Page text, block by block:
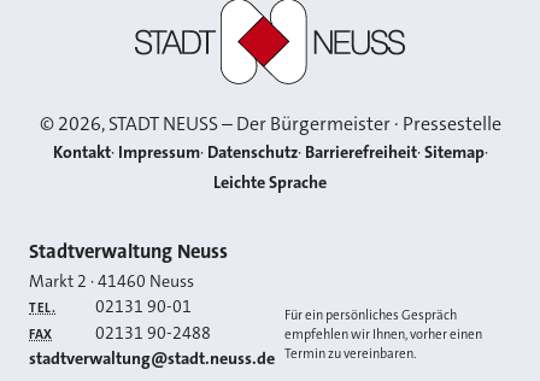
©2026, STADT NEUSS – Der Bürgermeister · Pressestelle
Kontakt Impressum Datenschutz Barrierefreiheit Sitemap
Leichte Sprache
Kontakt
Stadtverwaltung Neuss
Markt 2 ·41460 Neuss
TEL. 02131 90-01
FAX 02131 90-2488
E-MAIL
stadtverwaltung@stadt.neuss.de
Für ein persönliches Gespräch
empfehlen wir Ihnen, vorher einen
Termin zu vereinbaren.